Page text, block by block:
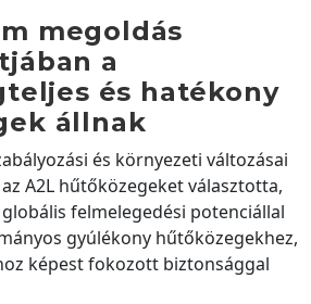
megoldás
a
és hatékony
állnak
és környezeti változásai
A2L hűtőközegeket választotta,
felmelegedési potenciállal
gyúlékony hűtőközegekhez,
képest fokozott biztonsággal